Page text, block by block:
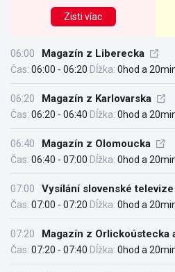
Zisti víac
06:00 Magazín z Liberecka
Čas: 06:00 - 06:20 Dĺžka: 0hod a
06:20 Magazín z Karlovarska
Čas: 06:20 - 06:40 Dĺžka: 0hod a
06:40 Magazín z Olomoucka
Čas: 06:40 - 07:00 Dĺžka: 0hod a
07:00 Vysílání slovenské
Čas: 07:00 - 07:20 Dĺžka: 0hod a
07:20 Magazín z Orlickoústecka
Čas: 07:20 - 07:40 Dĺžka: 0hod a